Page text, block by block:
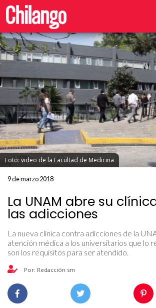
Foto: video de la Facultad de Medicina
9 de marzo 2018
La UNAM abre su
las adicciones
La nueva clínica contra adicciones de la
atención médica a los universitarios que lo
son los requisitos para ser atendido.
Por: Redacción sm